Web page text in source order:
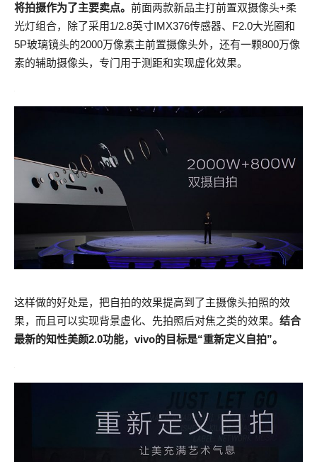
将拍摄作为了主要卖点。 前面两款新品主打前置双摄像头+柔
光灯组合，除了采用1/2.8英寸IMX376传感器、F2.0大光圈和
5P玻璃镜头的2000万像素主前置摄像头外，还有一颗800万像
素的辅助摄像头，专门用于测距和实现虚化效果。
这样做的好处是，把自拍的效果提高到了主摄像头拍照的效
果，而且可以实现背景虚化、先拍照后对焦之类的效果。 结合
最新的知性美颜2.0功能，vivo的目标是“重新定义自拍”。